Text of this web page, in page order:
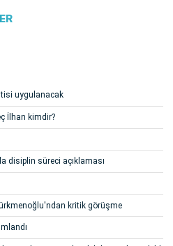
uygulanacak
İlhan kimdir?
disiplin süreci açıklaması
kritik görüşme